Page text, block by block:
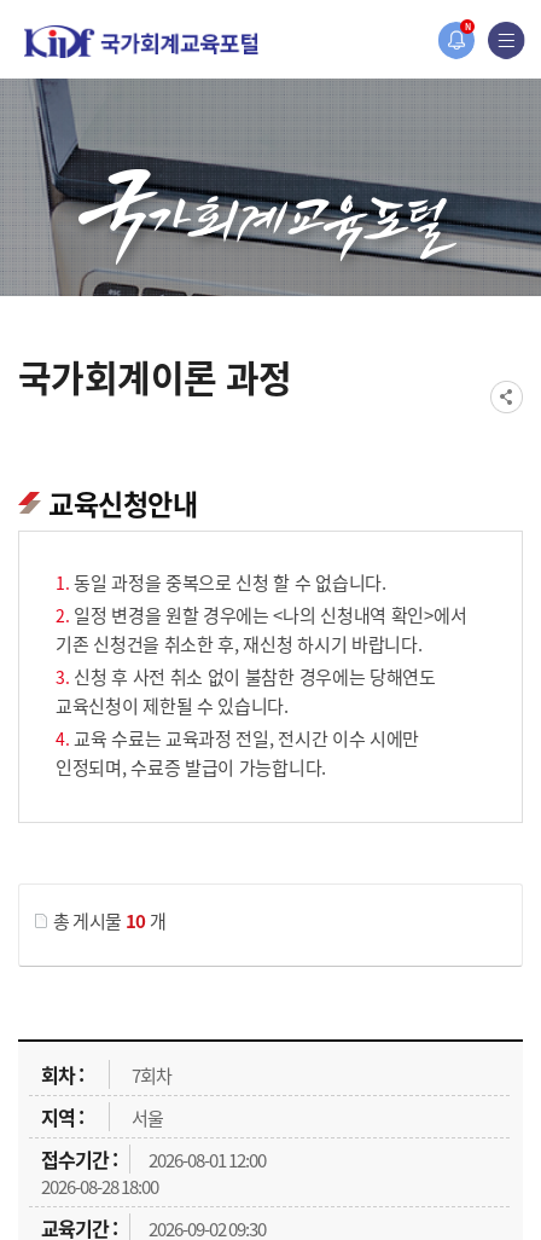
N
홈페이지가 새롭게 개편되었습니다.
한국조세재정연구원홈페이지가 새롭게 개설되었습니다.
국가회계이론 과정
교육신청안내
동일 과정을 중복으로 신청 할 수 없습니다.
일정 변경을 원할 경우에는 <나의 신청내역 확인>에서
기존 신청건을 취소한 후, 재신청 하시기 바랍니다.
신청 후 사전 취소 없이 불참한 경우에는 당해연도
교육신청이 제한될 수 있습니다.
교육 수료는 교육과정 전일, 전시간 이수 시에만
인정되며, 수료증 발급이 가능합니다.
총 게시물 10개
교육신청 목록을 나타낸 표로 회차, 지역, 접수기간, 교육기간, 교육장소, 신청인원/모집인원, 상태로 나뉘어 설명합니다.
7회차
서울
2026-08-01 12:00
2026-08-28 18:00
2026-09-02 09:30